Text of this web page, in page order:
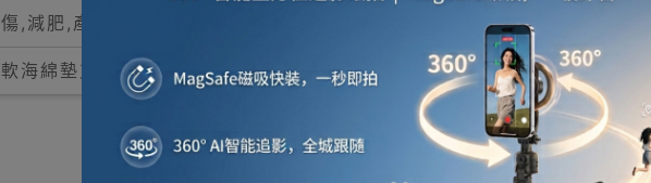
,減肥,產後及術後之收腹作用
海綿墊支撐患處,固定胸部肋骨,預防擺動(咳嗽或噴嚏)引起之疼痛